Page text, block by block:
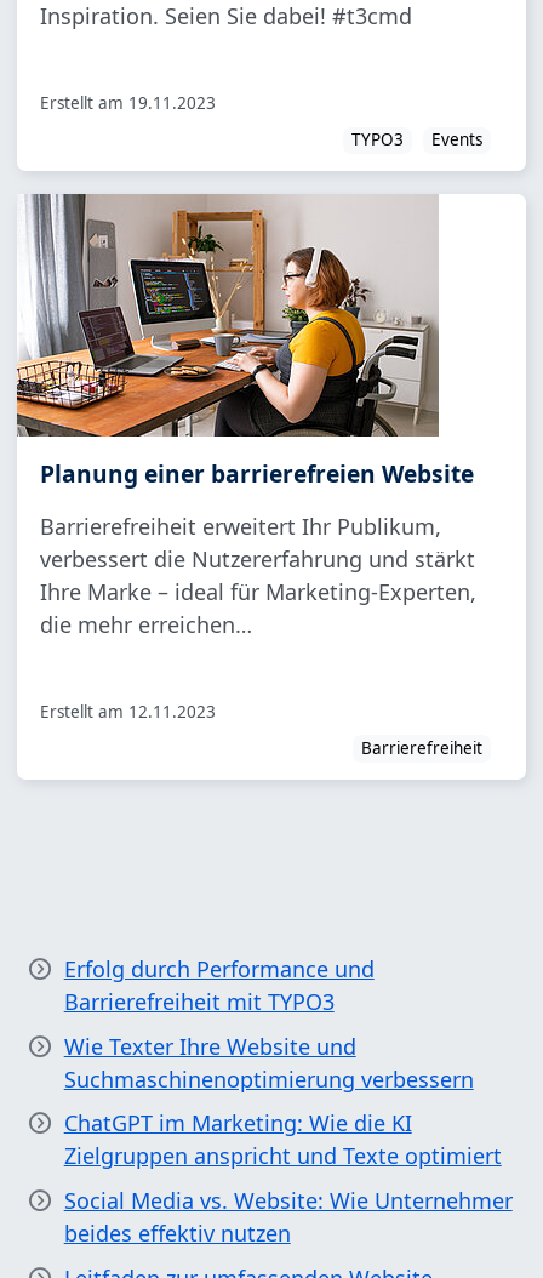
Inspiration. Seien Sie dabei! #t3cmd
Erstellt am 19.11.2023
TYPO3
Events
Planung einer barrierefreien Website
Barrierefreiheit erweitert Ihr Publikum,
verbessert die Nutzererfahrung und stärkt
Ihre Marke – ideal für Marketing-Experten,
die mehr erreichen…
Erstellt am 12.11.2023
Barrierefreiheit
Erfolg durch Performance und
Barrierefreiheit mit TYPO3
Wie Texter Ihre Website und
Suchmaschinenoptimierung verbessern
ChatGPT im Marketing: Wie die KI
Zielgruppen anspricht und Texte optimiert
Social Media vs. Website: Wie Unternehmer
beides effektiv nutzen